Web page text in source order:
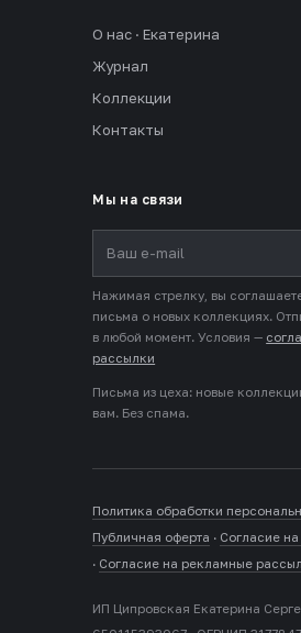
О нас · Екатерина
Журнал
Коллекции
Контакты
Мы на связи
Нажимая стрелку, вы
письма о новых коллекциях.
в любой момент. Условия —
рассылки
Письма из цеха: новые
вам. Без спама.
Политика обработки
Публичная оферта · Согласие
· Согласие на рекламные
ИП Ципровская Екатерина